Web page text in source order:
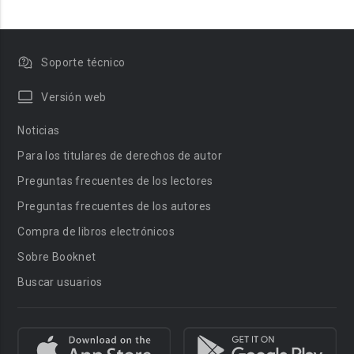
Soporte técnico
Versión web
Noticias
Para los titulares de derechos de autor
Preguntas frecuentes de los lectores
Preguntas frecuentes de los autores
Compra de libros electrónicos
Sobre Booknet
Buscar usuarios